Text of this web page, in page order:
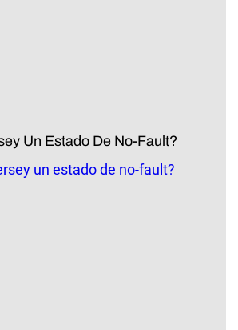
Un Estado De No-Fault?